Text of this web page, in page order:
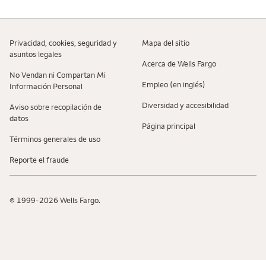
Privacidad, cookies, seguridad y
asuntos legales
No Vendan ni Compartan Mi
Información Personal
Aviso sobre recopilaciؚón de
datos
Términos generales de uso
Reporte el fraude
Mapa del sitio
Acerca de Wells Fargo
Empleo (en inglés)
Diversidad y accesibilidad
Página principal
© 1999-2026 Wells Fargo.